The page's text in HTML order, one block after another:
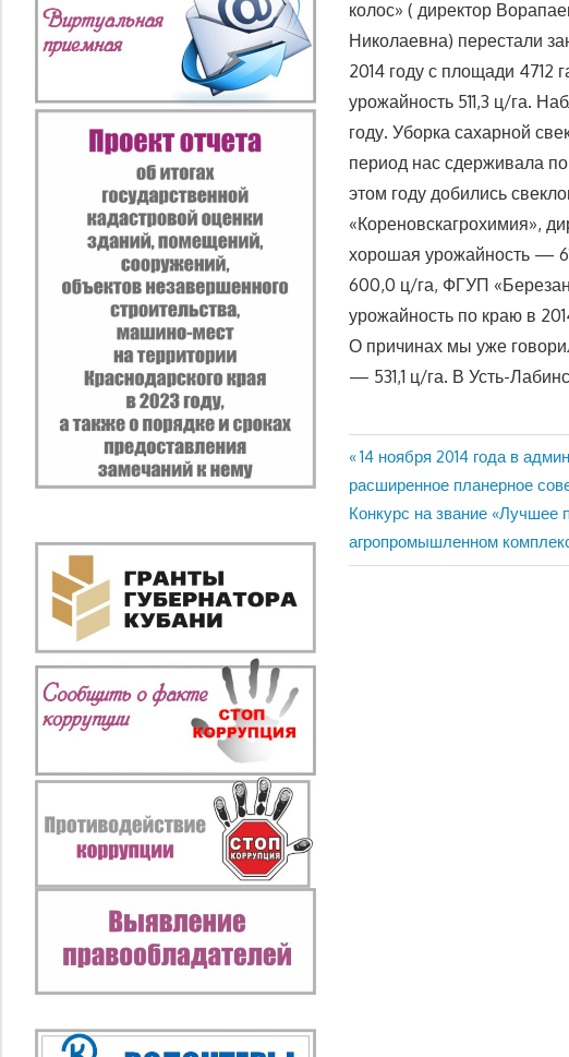
колос» ( директор
Николаевна) перестали
2014 году с площади 4712
урожайность 511,3 ц/га.
году. Уборка сахарной
период нас сдерживала
этом году добились
«Кореновскагрохимия»,
хорошая урожайность —
600,0 ц/га, ФГУП
урожайность по краю в
О причинах мы уже
— 531,1 ц/га. В Усть-
Навигация
по
записям
Предыдущая
запись:
14 ноября 2014 года в
расширенное планерное
Следующая
запись:
Конкурс на звание «Лучшее
агропромышленном